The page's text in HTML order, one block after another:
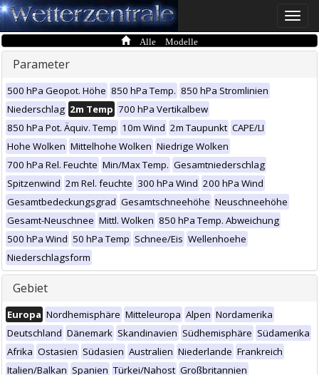
Toggle
Alle Modelle
Parameter
500 hPa Geopot. Höhe 850 hPa Temp. 850 hPa Stromlinien
Niederschlag 2m Temp 700 hPa Vertikalbew
850 hPa Pot. Äquiv. Temp 10m Wind 2m Taupunkt CAPE/LI
Hohe Wolken Mittelhohe Wolken Niedrige Wolken
700 hPa Rel. Feuchte Min/Max Temp. Gesamtniederschlag
Spitzenwind 2m Rel. feuchte 300 hPa Wind 200 hPa Wind
Gesamtbedeckungsgrad Gesamtschneehöhe Neuschneehöhe
Gesamt-Neuschnee Mittl. Wolken 850 hPa Temp. Abweichung
500 hPa Wind 50 hPa Temp Schnee/Eis Wellenhoehe
Niederschlagsform
Gebiet
Europa Nordhemisphäre Mitteleuropa Alpen Nordamerika
Deutschland Dänemark Skandinavien Südhemisphäre Südamerika
Afrika Ostasien Südasien Australien Niederlande Frankreich
Italien/Balkan Spanien Türkei/Nahost Großbritannien